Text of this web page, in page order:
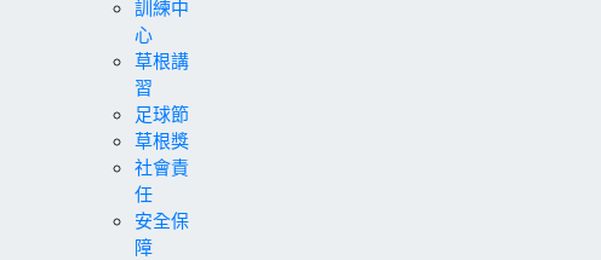
訓練中
心
草根講
習
足球節
草根獎
社會責
任
安全保
障